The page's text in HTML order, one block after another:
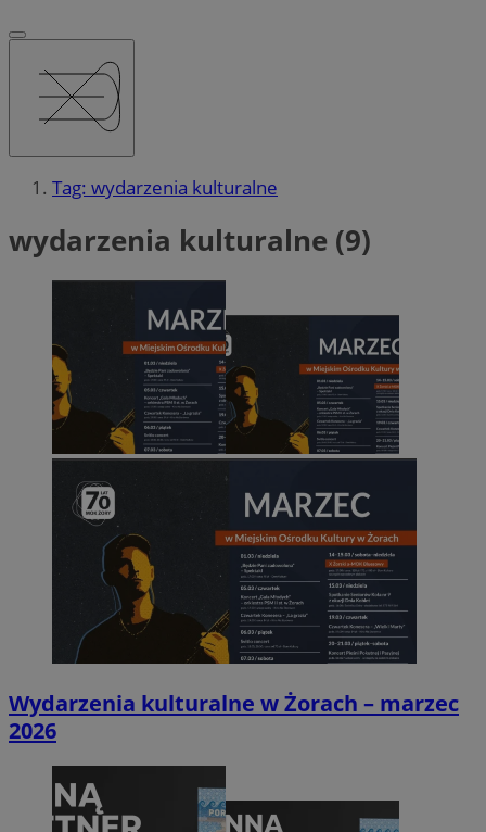
Tag: wydarzenia kulturalne
wydarzenia kulturalne (9)
Wydarzenia kulturalne w Żorach – marzec
2026